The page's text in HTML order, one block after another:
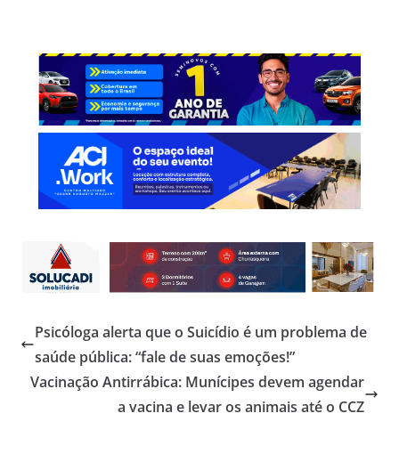
Psicóloga alerta que o Suicídio é um problema de
saúde pública: “fale de suas emoções!”
Vacinação Antirrábica: Munícipes devem agendar
a vacina e levar os animais até o CCZ